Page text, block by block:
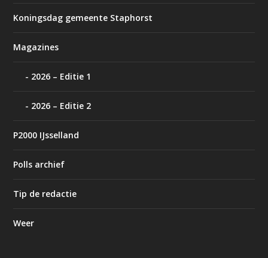
Koningsdag gemeente Staphorst
Magazines
2026 – Editie 1
2026 – Editie 2
P2000 IJsselland
Polls archief
Tip de redactie
Weer